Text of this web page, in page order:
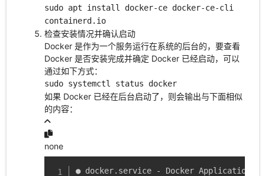
sudo apt install docker-ce docker-ce-cli
containerd.io
检查安装情况并确认启动
Docker 是作为一个服务运行在系统的后台的，要查看
Docker 是否安装完成并确定 Docker 已经启动，可以
通过如下方式：
sudo systemctl status docker
如果 Docker 已经在后台启动了，则会输出与下面相似
的内容：
none
● docker.service - Docker Application